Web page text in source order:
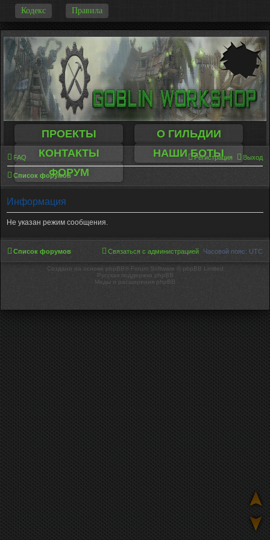
Кодекс Правила
ПРОЕКТЫ
О ГИЛЬДИИ
КОНТАКТЫ
НАШИ БОТЫ
ФОРУМ
FAQ Выход
Регистрация
Список форумов
Информация
Не указан режим сообщения.
Список форумов Часовой пояс: UTC
Связаться с администрацией
Создано на основе phpBB® Forum Software © phpBB Limited
Русская поддержка phpBB
Моды и расширения phpBB